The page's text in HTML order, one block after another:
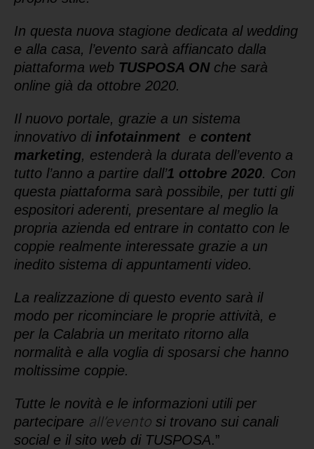
In questa nuova stagione dedicata al wedding
e alla casa, l’evento sarà affiancato dalla
piattaforma web TUSPOSA ONche sarà
online già da ottobre 2020.
Il nuovo portale, grazie a un sistema
innovativo di infotainment e content
marketing, estenderà la durata dell’evento a
tutto l’anno a partire dall’1 ottobre 2020. Con
questa piattaforma sarà possibile, per tutti gli
espositori aderenti, presentare al meglio la
propria azienda ed entrare in contatto con le
coppie realmente interessate grazie a un
inedito sistema di appuntamenti video.
La realizzazione di questo evento sarà il
modo per ricominciare le proprie attività, e
per la Calabria un meritato ritorno alla
normalità e alla voglia di sposarsi che hanno
moltissime coppie.
Tutte le novità e le informazioni utili per
partecipare all’evento si trovano sui canali
social e il sito web di TUSPOSA.”